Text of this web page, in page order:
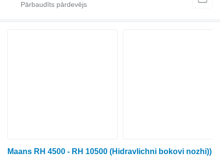
Maans RH 4500 - RH 10500 (Hidravlichni bokovi nozhi))